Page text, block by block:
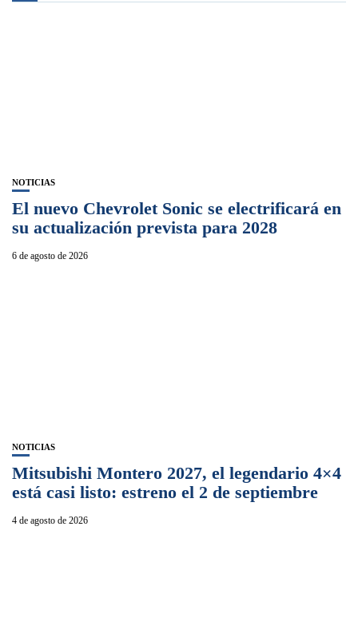
NOTICIAS
El nuevo Chevrolet Sonic se electrificará en
su actualización prevista para 2028
6 de agosto de 2026
NOTICIAS
Mitsubishi Montero 2027, el legendario 4×4
está casi listo: estreno el 2 de septiembre
4 de agosto de 2026